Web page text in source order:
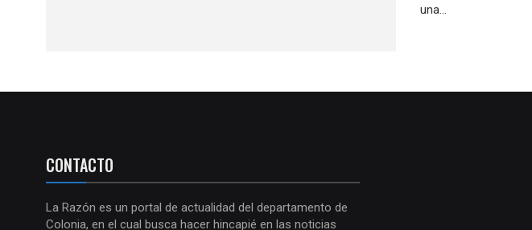
una...
CONTACTO
La Razón es un portal de actualidad del departamento de
Colonia, en el cual busca hacer hincapié en las noticias